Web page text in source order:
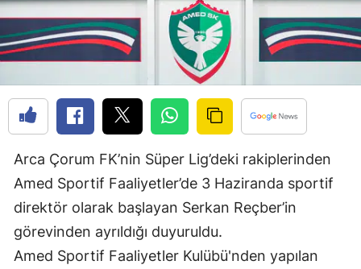
Çanakkale
Çankırı
Çorum
Denizli
Diyarbakır
Edirne
Erzincan
Arca Çorum FK’nin Süper Lig’deki rakiplerinden
Amed Sportif Faaliyetler’de 3 Haziranda sportif
direktör olarak başlayan Serkan Reçber’in
görevinden ayrıldığı duyuruldu.
Amed Sportif Faaliyetler Kulübü'nden yapılan